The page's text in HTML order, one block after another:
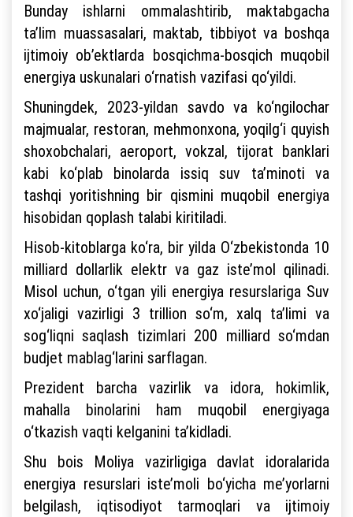
Bunday ishlarni ommalashtirib, maktabgacha
ta’lim muassasalari, maktab, tibbiyot va boshqa
ijtimoiy ob’ektlarda bosqichma-bosqich muqobil
energiya uskunalari o‘rnatish vazifasi qo‘yildi.
Shuningdek, 2023-yildan savdo va ko‘ngilochar
majmualar, restoran, mehmonxona, yoqilg‘i quyish
shoxobchalari, aeroport, vokzal, tijorat banklari
kabi ko‘plab binolarda issiq suv ta’minoti va
tashqi yoritishning bir qismini muqobil energiya
hisobidan qoplash talabi kiritiladi.
Hisob-kitoblarga ko‘ra, bir yilda O‘zbekistonda 10
milliard dollarlik elektr va gaz iste’mol qilinadi.
Misol uchun, o‘tgan yili energiya resurslariga Suv
xo‘jaligi vazirligi 3 trillion so‘m, xalq ta’limi va
sog‘liqni saqlash tizimlari 200 milliard so‘mdan
budjet mablag‘larini sarflagan.
Prezident barcha vazirlik va idora, hokimlik,
mahalla binolarini ham muqobil energiyaga
o‘tkazish vaqti kelganini ta’kidladi.
Shu bois Moliya vazirligiga davlat idoralarida
energiya resurslari iste’moli bo‘yicha me’yorlarni
belgilash, iqtisodiyot tarmoqlari va ijtimoiy